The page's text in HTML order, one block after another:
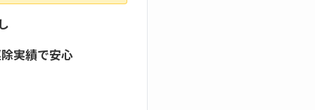
実績で安心